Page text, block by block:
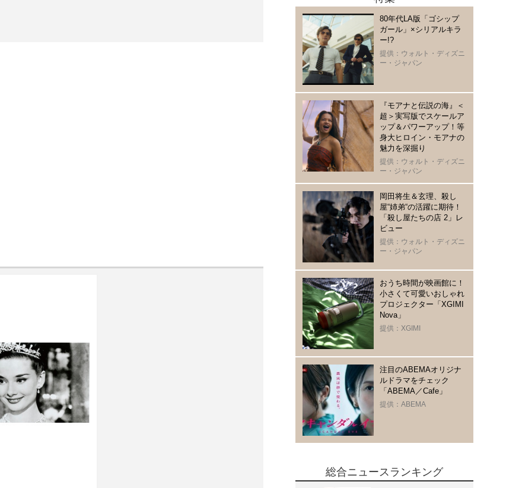
80年代LA版「ゴシップ
ガール」×シリアルキラ
ー!?
提供：ウォルト・ディズニ
ー・ジャパン
『モアナと伝説の海』＜
超＞実写版でスケールア
ップ＆パワーアップ！等
身大ヒロイン・モアナの
魅力を深掘り
提供：ウォルト・ディズニ
ー・ジャパン
岡田将生＆玄理、殺し
屋“姉弟“の活躍に期待！
「殺し屋たちの店 2」レ
ビュー
提供：ウォルト・ディズニ
ー・ジャパン
おうち時間が映画館に！
小さくて可愛いおしゃれ
プロジェクター「XGIMI
Nova」
提供：XGIMI
注目のABEMAオリジナ
ルドラマをチェック
「ABEMA／Cafe」
提供：ABEMA
総合ニュースランキング